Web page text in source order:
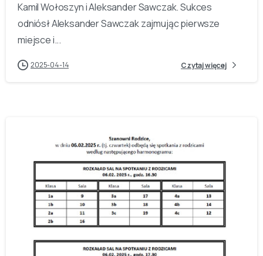
Kamil Wołoszyn i Aleksander Sawczak. Sukces
odniósł Aleksander Sawczak zajmując pierwsze
miejsce i...
2025-04-14 Czytaj więcej